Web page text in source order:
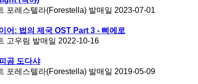
포레스텔라(Forestella) 발매일 2023-07-01
어: 법의 제국 OST Part 3 - 삐에로
고우림 발매일 2022-10-16
곰 도다샤
포레스텔라(Forestella) 발매일 2019-05-09